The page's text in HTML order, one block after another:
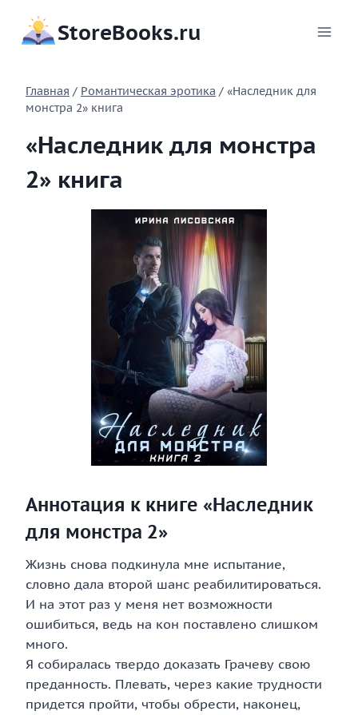
содержимому
StoreBooks.ru
Главная / Романтическая эротика / «Наследник для
монстра 2» книга
«Наследник для монстра
2» книга
Аннотация к книге «Наследник
для монстра 2»
Жизнь снова подкинула мне испытание,
словно дала второй шанс реабилитироваться.
И на этот раз у меня нет возможности
ошибиться, ведь на кон поставлено слишком
много.
Я собиралась твердо доказать Грачеву свою
преданность. Плевать, через какие трудности
придется пройти, чтобы обрести, наконец,